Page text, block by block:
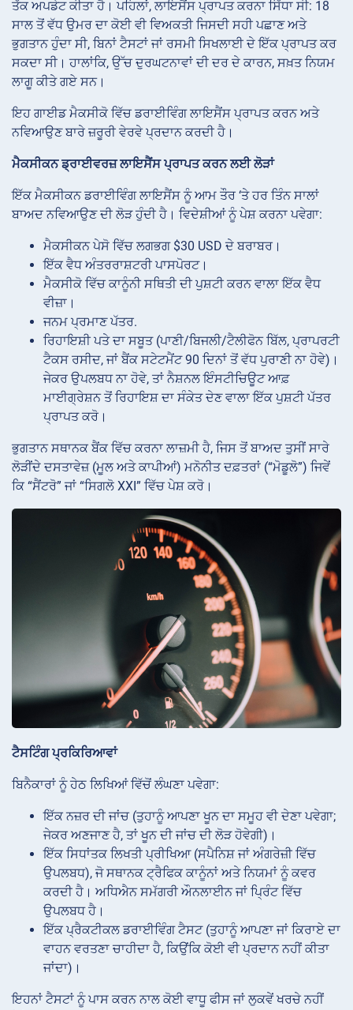
ਤੱਕ ਅਪਡੇਟ ਕੀਤਾ ਹੈ। ਪਹਿਲਾਂ, ਲਾਇਸੈਂਸ ਪ੍ਰਾਪਤ ਕਰਨਾ ਸਿੱਧਾ ਸੀ: 18
ਸਾਲ ਤੋਂ ਵੱਧ ਉਮਰ ਦਾ ਕੋਈ ਵੀ ਵਿਅਕਤੀ ਜਿਸਦੀ ਸਹੀ ਪਛਾਣ ਅਤੇ
ਭੁਗਤਾਨ ਹੁੰਦਾ ਸੀ, ਬਿਨਾਂ ਟੈਸਟਾਂ ਜਾਂ ਰਸਮੀ ਸਿਖਲਾਈ ਦੇ ਇੱਕ ਪ੍ਰਾਪਤ ਕਰ
ਸਕਦਾ ਸੀ। ਹਾਲਾਂਕਿ, ਉੱਚ ਦੁਰਘਟਨਾਵਾਂ ਦੀ ਦਰ ਦੇ ਕਾਰਨ, ਸਖ਼ਤ ਨਿਯਮ
ਲਾਗੂ ਕੀਤੇ ਗਏ ਸਨ।
ਇਹ ਗਾਈਡ ਮੈਕਸੀਕੋ ਵਿੱਚ ਡਰਾਈਵਿੰਗ ਲਾਇਸੈਂਸ ਪ੍ਰਾਪਤ ਕਰਨ ਅਤੇ
ਨਵਿਆਉਣ ਬਾਰੇ ਜ਼ਰੂਰੀ ਵੇਰਵੇ ਪ੍ਰਦਾਨ ਕਰਦੀ ਹੈ।
ਮੈਕਸੀਕਨ ਡ੍ਰਾਈਵਰਜ਼ ਲਾਇਸੈਂਸ ਪ੍ਰਾਪਤ ਕਰਨ ਲਈ ਲੋੜਾਂ
ਇੱਕ ਮੈਕਸੀਕਨ ਡਰਾਈਵਿੰਗ ਲਾਇਸੈਂਸ ਨੂੰ ਆਮ ਤੌਰ ‘ਤੇ ਹਰ ਤਿੰਨ ਸਾਲਾਂ
ਬਾਅਦ ਨਵਿਆਉਣ ਦੀ ਲੋੜ ਹੁੰਦੀ ਹੈ। ਵਿਦੇਸ਼ੀਆਂ ਨੂੰ ਪੇਸ਼ ਕਰਨਾ ਪਵੇਗਾ:
ਮੈਕਸੀਕਨ ਪੇਸੋ ਵਿੱਚ ਲਗਭਗ $30 USD ਦੇ ਬਰਾਬਰ।
ਇੱਕ ਵੈਧ ਅੰਤਰਰਾਸ਼ਟਰੀ ਪਾਸਪੋਰਟ।
ਮੈਕਸੀਕੋ ਵਿੱਚ ਕਾਨੂੰਨੀ ਸਥਿਤੀ ਦੀ ਪੁਸ਼ਟੀ ਕਰਨ ਵਾਲਾ ਇੱਕ ਵੈਧ
ਵੀਜ਼ਾ।
ਜਨਮ ਪ੍ਰਮਾਣ ਪੱਤਰ.
ਰਿਹਾਇਸ਼ੀ ਪਤੇ ਦਾ ਸਬੂਤ (ਪਾਣੀ/ਬਿਜਲੀ/ਟੈਲੀਫੋਨ ਬਿੱਲ, ਪ੍ਰਾਪਰਟੀ
ਟੈਕਸ ਰਸੀਦ, ਜਾਂ ਬੈਂਕ ਸਟੇਟਮੈਂਟ 90 ਦਿਨਾਂ ਤੋਂ ਵੱਧ ਪੁਰਾਣੀ ਨਾ ਹੋਵੇ)।
ਜੇਕਰ ਉਪਲਬਧ ਨਾ ਹੋਵੇ, ਤਾਂ ਨੈਸ਼ਨਲ ਇੰਸਟੀਚਿਊਟ ਆਫ਼
ਮਾਈਗ੍ਰੇਸ਼ਨ ਤੋਂ ਰਿਹਾਇਸ਼ ਦਾ ਸੰਕੇਤ ਦੇਣ ਵਾਲਾ ਇੱਕ ਪੁਸ਼ਟੀ ਪੱਤਰ
ਪ੍ਰਾਪਤ ਕਰੋ।
ਭੁਗਤਾਨ ਸਥਾਨਕ ਬੈਂਕ ਵਿੱਚ ਕਰਨਾ ਲਾਜ਼ਮੀ ਹੈ, ਜਿਸ ਤੋਂ ਬਾਅਦ ਤੁਸੀਂ ਸਾਰੇ
ਲੋੜੀਂਦੇ ਦਸਤਾਵੇਜ਼ (ਮੂਲ ਅਤੇ ਕਾਪੀਆਂ) ਮਨੋਨੀਤ ਦਫ਼ਤਰਾਂ (“ਮੋਡੂਲੋ”) ਜਿਵੇਂ
ਕਿ “ਸੈਂਟਰੋ” ਜਾਂ “ਸਿਗਲੋ XXI” ਵਿੱਚ ਪੇਸ਼ ਕਰੋ।
ਟੈਸਟਿੰਗ ਪ੍ਰਕਿਰਿਆਵਾਂ
ਬਿਨੈਕਾਰਾਂ ਨੂੰ ਹੇਠ ਲਿਖਿਆਂ ਵਿੱਚੋਂ ਲੰਘਣਾ ਪਵੇਗਾ:
ਇੱਕ ਨਜ਼ਰ ਦੀ ਜਾਂਚ (ਤੁਹਾਨੂੰ ਆਪਣਾ ਖੂਨ ਦਾ ਸਮੂਹ ਵੀ ਦੇਣਾ ਪਵੇਗਾ;
ਜੇਕਰ ਅਣਜਾਣ ਹੈ, ਤਾਂ ਖੂਨ ਦੀ ਜਾਂਚ ਦੀ ਲੋੜ ਹੋਵੇਗੀ)।
ਇੱਕ ਸਿਧਾਂਤਕ ਲਿਖਤੀ ਪ੍ਰੀਖਿਆ (ਸਪੈਨਿਸ਼ ਜਾਂ ਅੰਗਰੇਜ਼ੀ ਵਿੱਚ
ਉਪਲਬਧ), ਜੋ ਸਥਾਨਕ ਟ੍ਰੈਫਿਕ ਕਾਨੂੰਨਾਂ ਅਤੇ ਨਿਯਮਾਂ ਨੂੰ ਕਵਰ
ਕਰਦੀ ਹੈ। ਅਧਿਐਨ ਸਮੱਗਰੀ ਔਨਲਾਈਨ ਜਾਂ ਪ੍ਰਿੰਟ ਵਿੱਚ
ਉਪਲਬਧ ਹੈ।
ਇੱਕ ਪ੍ਰੈਕਟੀਕਲ ਡਰਾਈਵਿੰਗ ਟੈਸਟ (ਤੁਹਾਨੂੰ ਆਪਣਾ ਜਾਂ ਕਿਰਾਏ ਦਾ
ਵਾਹਨ ਵਰਤਣਾ ਚਾਹੀਦਾ ਹੈ, ਕਿਉਂਕਿ ਕੋਈ ਵੀ ਪ੍ਰਦਾਨ ਨਹੀਂ ਕੀਤਾ
ਜਾਂਦਾ)।
ਇਹਨਾਂ ਟੈਸਟਾਂ ਨੂੰ ਪਾਸ ਕਰਨ ਨਾਲ ਕੋਈ ਵਾਧੂ ਫੀਸ ਜਾਂ ਲੁਕਵੇਂ ਖਰਚੇ ਨਹੀਂ